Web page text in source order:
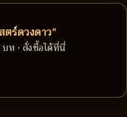
ร์ดวงดาว”
ท • สั่งซื้อได้ที่นี่